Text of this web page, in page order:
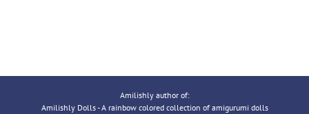
Amilishly author of:
Amilishly Dolls - A rainbow colored collection of amigurumi dolls